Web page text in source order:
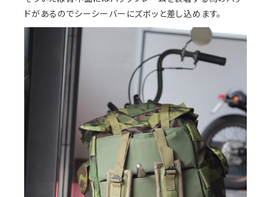
ドがあるのでシーシーバーにズボッと差し込めます。